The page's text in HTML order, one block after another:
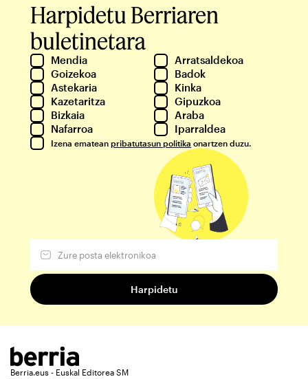
Harpidetu Berriaren
buletinetara
Mendia
Arratsaldekoa
Goizekoa
Badok
Astekaria
Kinka
Kazetaritza
Gipuzkoa
Bizkaia
Araba
Nafarroa
Iparraldea
Izena ematean pribatutasun politika onartzen duzu.
Berria.eus - Euskal Editorea SM